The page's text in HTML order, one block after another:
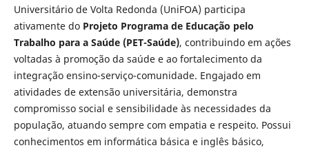
Universitário de Volta Redonda (UniFOA) participa
ativamente do Projeto Programa de Educação pelo
Trabalho para a Saúde (PET-Saúde), contribuindo em ações
voltadas à promoção da saúde e ao fortalecimento da
integração ensino-serviço-comunidade. Engajado em
atividades de extensão universitária, demonstra
compromisso social e sensibilidade às necessidades da
população, atuando sempre com empatia e respeito. Possui
conhecimentos em informática básica e inglês básico,